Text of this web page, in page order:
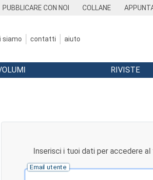
PUBBLICARE CON NOI COLLANE
siamo contatti aiuto
RIVISTE
Inserisci i tuoi dati per accedere
Email utente